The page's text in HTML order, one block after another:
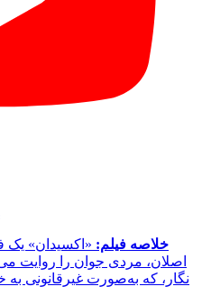
خلاصه فیلم: «اکسیدان» یک
اصلان، مردی جوان را روایت
نگار، که به‌صورت غیرقانونی